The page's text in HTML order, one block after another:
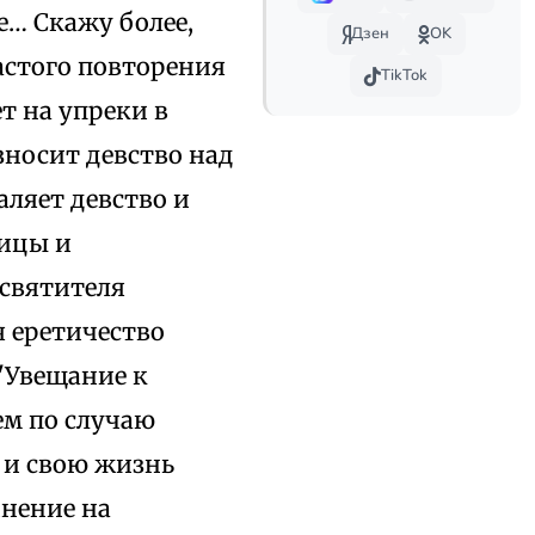
Скажу более,
повторения
на упреки в
девство над
девство и
и
к
по случаю
и свою жизнь
на
Дзен
OK
TikTok